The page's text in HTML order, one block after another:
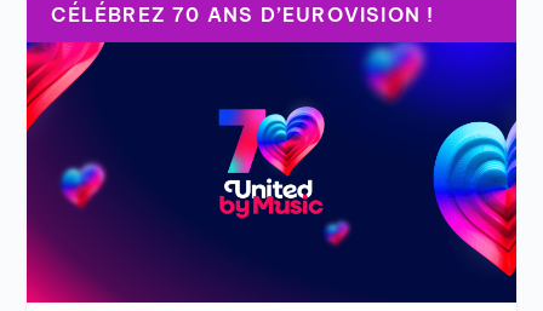
CÉLÉBREZ 70 ANS D’EUROVISION !